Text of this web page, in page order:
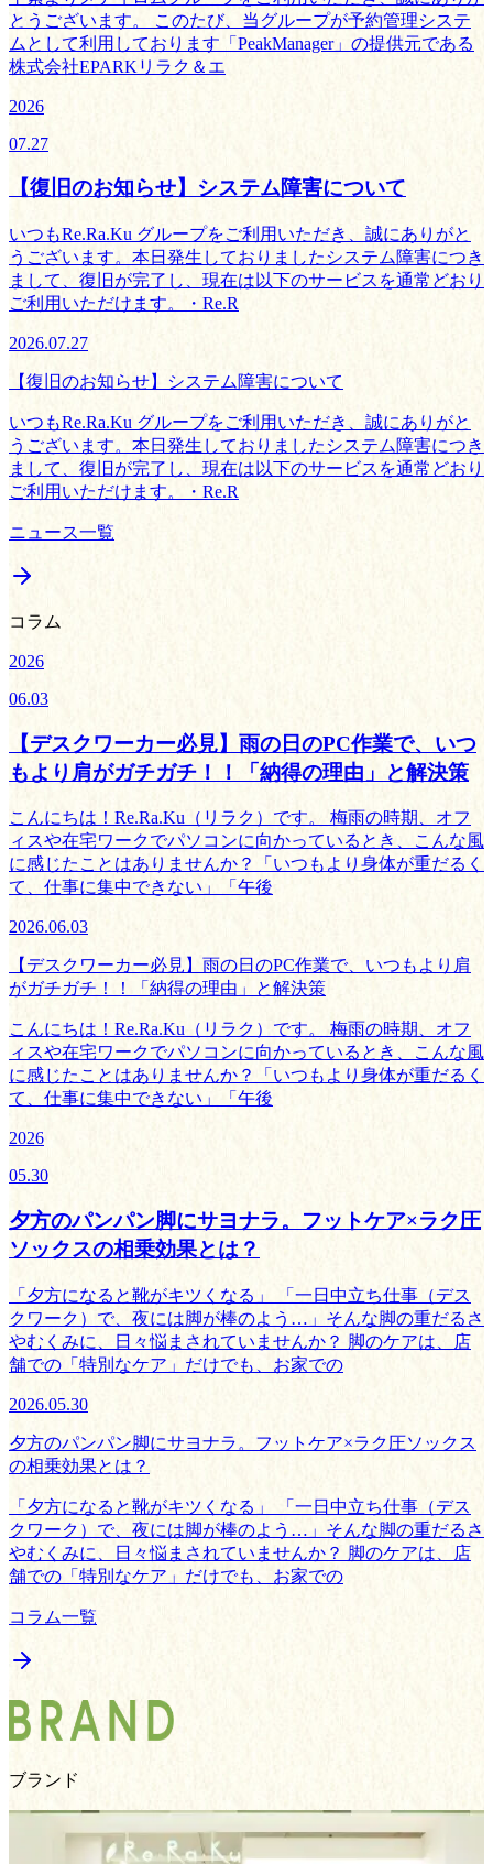
とうございます。 このたび、当グループが予約管理システ
ムとして利用しております「PeakManager」の提供元である
株式会社EPARKリラク＆エ
2026
07.27
【復旧のお知らせ】システム障害について
いつもRe.Ra.Ku グループをご利用いただき、誠にありがと
うございます。本日発生しておりましたシステム障害につき
まして、復旧が完了し、現在は以下のサービスを通常どおり
ご利用いただけます。・Re.R
2026.07.27
【復旧のお知らせ】システム障害について
いつもRe.Ra.Ku グループをご利用いただき、誠にありがと
うございます。本日発生しておりましたシステム障害につき
まして、復旧が完了し、現在は以下のサービスを通常どおり
ご利用いただけます。・Re.R
ニュース一覧
コラム
2026
06.03
【デスクワーカー必見】雨の日のPC作業で、いつ
もより肩がガチガチ！！「納得の理由」と解決策
こんにちは！Re.Ra.Ku（リラク）です。 梅雨の時期、オフ
ィスや在宅ワークでパソコンに向かっているとき、こんな風
に感じたことはありませんか？「いつもより身体が重だるく
て、仕事に集中できない」「午後
2026.06.03
【デスクワーカー必見】雨の日のPC作業で、いつもより肩
がガチガチ！！「納得の理由」と解決策
こんにちは！Re.Ra.Ku（リラク）です。 梅雨の時期、オフ
ィスや在宅ワークでパソコンに向かっているとき、こんな風
に感じたことはありませんか？「いつもより身体が重だるく
て、仕事に集中できない」「午後
2026
05.30
夕方のパンパン脚にサヨナラ。フットケア×ラク圧
ソックスの相乗効果とは？
「夕方になると靴がキツくなる」 「一日中立ち仕事（デス
クワーク）で、夜には脚が棒のよう…」そんな脚の重だるさ
やむくみに、日々悩まされていませんか？ 脚のケアは、店
舗での「特別なケア」だけでも、お家での
2026.05.30
夕方のパンパン脚にサヨナラ。フットケア×ラク圧ソックス
の相乗効果とは？
「夕方になると靴がキツくなる」 「一日中立ち仕事（デス
クワーク）で、夜には脚が棒のよう…」そんな脚の重だるさ
やむくみに、日々悩まされていませんか？ 脚のケアは、店
舗での「特別なケア」だけでも、お家での
コラム一覧
ブランド
Re.Ra.Ku